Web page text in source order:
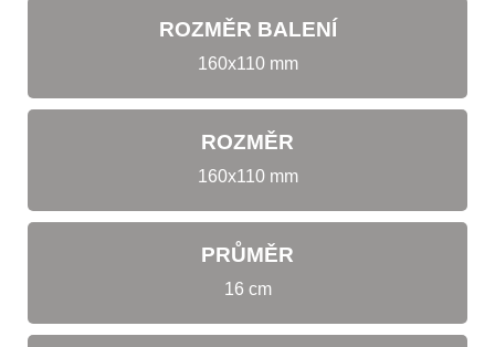
ROZMĚR BALENÍ
160x110 mm
ROZMĚR
160x110 mm
PRŮMĚR
16 cm